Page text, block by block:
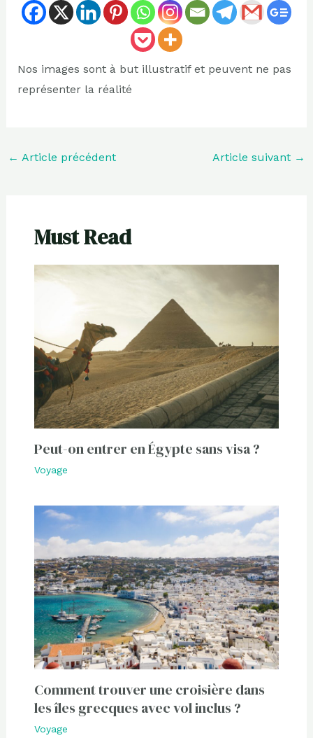
Nos images sont à but illustratif et peuvent ne pas
représenter la réalité
← Article précédent Article suivant →
Must Read
Peut-on entrer en Égypte sans visa ?
Voyage
Comment trouver une croisière dans
les îles grecques avec vol inclus ?
Voyage